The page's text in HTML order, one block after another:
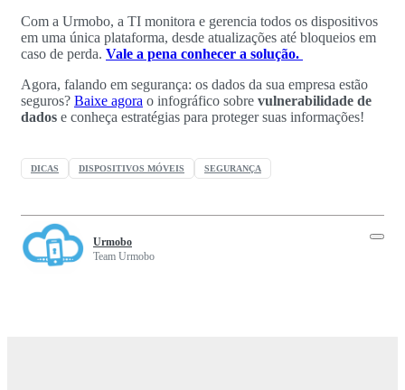
Com a Urmobo, a TI monitora e gerencia todos os dispositivos
em uma única plataforma, desde atualizações até bloqueios em
caso de perda. Vale a pena conhecer a solução.
Agora, falando em segurança: os dados da sua empresa estão
seguros? Baixe agora o infográfico sobre vulnerabilidade de
dados e conheça estratégias para proteger suas informações!
DICAS DISPOSITIVOS MÓVEIS SEGURANÇA
Urmobo
Team Urmobo